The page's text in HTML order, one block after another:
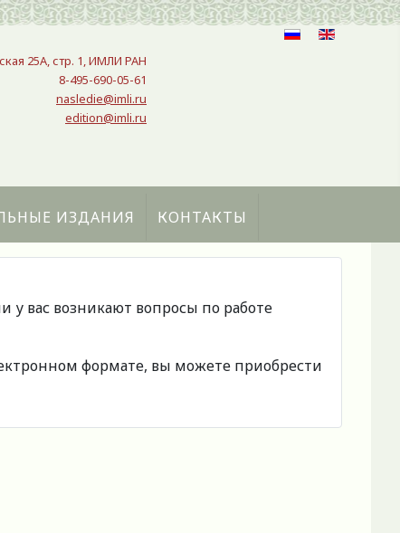
25A, стр. 1, ИМЛИ РАН
8-495-690-05-61
nasledie@imli.ru
edition@imli.ru
ИЗДАНИЯ КОНТАКТЫ
у вас возникают вопросы по работе
формате, вы можете приобрести